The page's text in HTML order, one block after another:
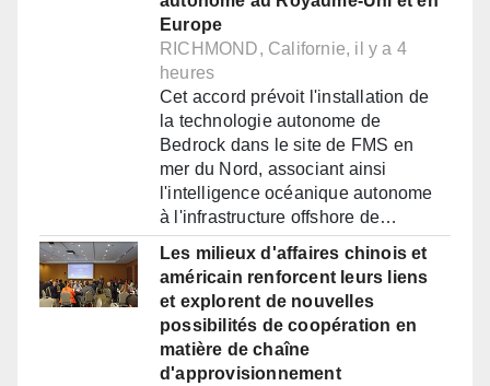
Europe
RICHMOND, Californie, il y a 4
heures
Cet accord prévoit l'installation de
la technologie autonome de
Bedrock dans le site de FMS en
mer du Nord, associant ainsi
l'intelligence océanique autonome
à l'infrastructure offshore de…
Les milieux d'affaires chinois et
américain renforcent leurs liens
et explorent de nouvelles
possibilités de coopération en
matière de chaîne
d'approvisionnement